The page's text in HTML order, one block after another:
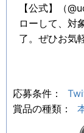
【公式】（
ローして、対
了。ぜひお気
応募条件：
賞品の種類：